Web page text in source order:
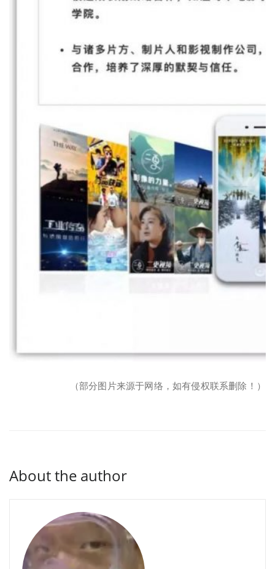
（部分图片来源于网络，如有侵权联系删除！）
About the author